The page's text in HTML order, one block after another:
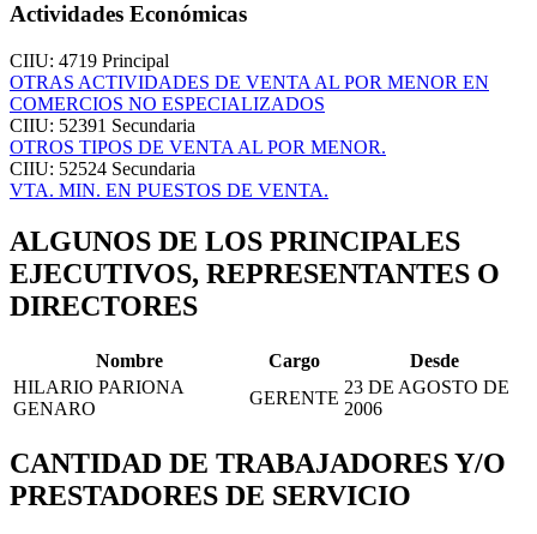
Actividades Económicas
CIIU: 4719 Principal
OTRAS ACTIVIDADES DE VENTA AL POR MENOR EN
COMERCIOS NO ESPECIALIZADOS
CIIU: 52391 Secundaria
OTROS TIPOS DE VENTA AL POR MENOR.
CIIU: 52524 Secundaria
VTA. MIN. EN PUESTOS DE VENTA.
ALGUNOS DE LOS PRINCIPALES
EJECUTIVOS, REPRESENTANTES O
DIRECTORES
Nombre Cargo
Desde
HILARIO PARIONA
GENARO
GERENTE
23 DE AGOSTO DE
2006
CANTIDAD DE TRABAJADORES Y/O
PRESTADORES DE SERVICIO